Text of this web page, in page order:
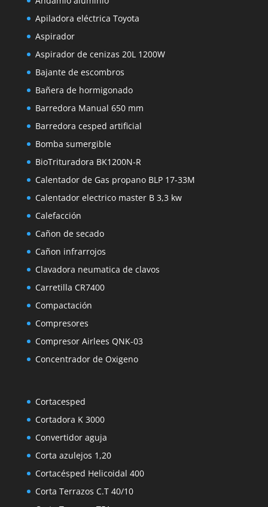
Apiladora eléctrica Toyota
Aspirador
Aspirador de cenizas 20L 1200W
Bajante de escombros
Bañera de hormigonado
Barredora Manual 650 mm
Barredora cesped artificial
Bomba sumergible
BioTrituradora BK1200N-R
Calentador de Gas propano BLP 17-33M
Calentador electrico master B 3,3 kw
Calefacción
Cañon de secado
Cañon infrarrojos
Clavadora neumatica de clavos
Carretilla CR7400
Compactación
Compresores
Compresor Airlees QNK-03
Concentrador de Oxigeno
Cortacesped
Cortadora K 3000
Convertidor aguja
Corta azulejos 1,20
Cortacésped Helicoidal 400
Corta Terrazos C.T 40/10